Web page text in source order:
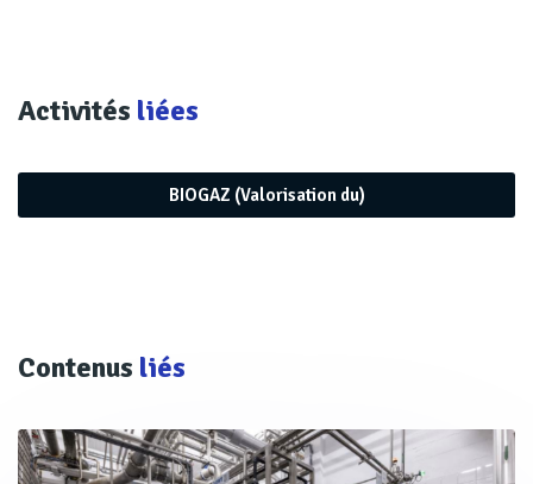
Activités liées
BIOGAZ (Valorisation du)
Contenus liés